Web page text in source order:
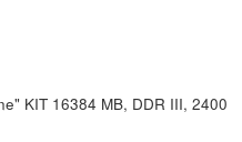
KIT 16384 MB, DDR III, 2400